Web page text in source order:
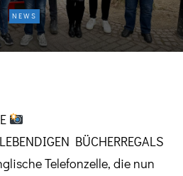
NEWS
BÜCHERREGALS
Telefonzelle, die nun